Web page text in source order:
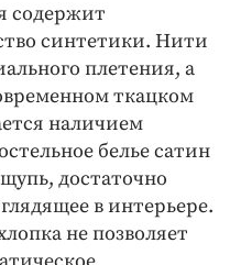
содержит
синтетики. Нити
плетения, а
ткацком
наличием
белье сатин
достаточно
в интерьере.
не позволяет